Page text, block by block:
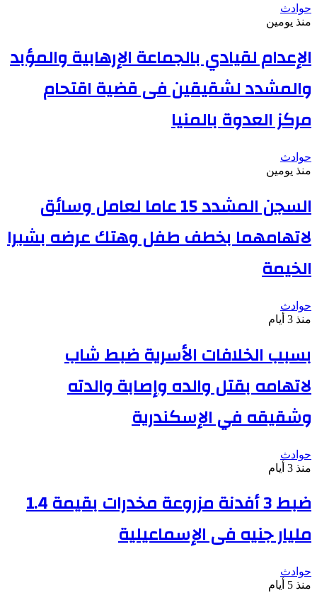
حوادث
منذ يومين
الإعدام لقيادي بالجماعة الإرهابية والمؤبد
والمشدد لشقيقين فى قضية اقتحام
مركز العدوة بالمنيا
حوادث
منذ يومين
السجن المشدد 15 عاما لعامل وسائق
لاتهامهما بخطف طفل وهتك عرضه بشبرا
الخيمة
حوادث
منذ 3 أيام
بسبب الخلافات الأسرية ضبط شاب
لاتهامه بقتل والده وإصابة والدته
وشقيقه في الإسكندرية
حوادث
منذ 3 أيام
ضبط 3 أفدنة مزروعة مخدرات بقيمة 1.4
مليار جنيه فى الإسماعيلية
حوادث
منذ 5 أيام